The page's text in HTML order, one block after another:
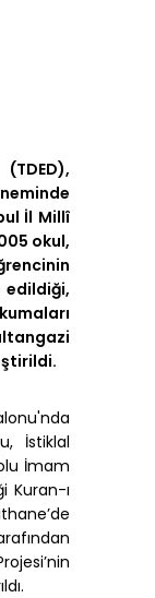
İl Millî
okul,
edildiği,
İstiklal
İmam
Kuran-ı